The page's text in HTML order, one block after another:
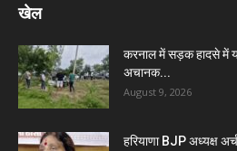
खेल
करनाल में सड़क हादसे में
अचानक...
August 9, 2026
हरियाणा BJP अध्यक्ष